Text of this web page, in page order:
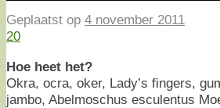
Geplaatst op 4 november 2011
20
Hoe heet het?
Okra, ocra, oker, Lady’s fingers,
jambo, Abelmoschus esculentus